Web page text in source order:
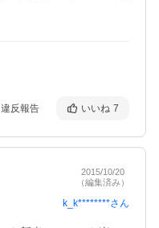
違反報告 いいね 7
2015/10/20
（編集済み）
k_k********さん